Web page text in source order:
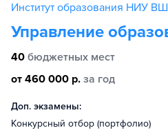
Институт образования НИУ
Управление
40 бюджетных мест
от 460 000 р. за год
Доп. экзамены:
Конкурсный отбор (портфолио)